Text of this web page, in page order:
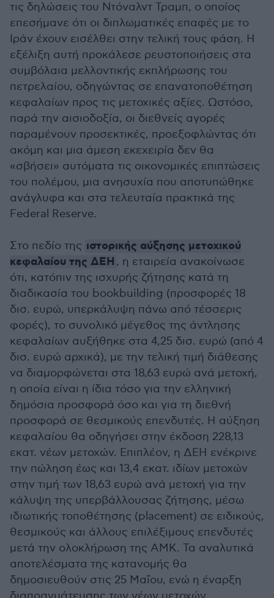
τις δηλώσεις του Ντόναλντ Τραμπ, ο οποίος
επεσήμανε ότι οι διπλωματικές επαφές με το
Ιράν έχουν εισέλθει στην τελική τους φάση. Η
εξέλιξη αυτή προκάλεσε ρευστοποιήσεις στα
συμβόλαια μελλοντικής εκπλήρωσης του
πετρελαίου, οδηγώντας σε επανατοποθέτηση
κεφαλαίων προς τις μετοχικές αξίες. Ωστόσο,
παρά την αισιοδοξία, οι διεθνείς αγορές
παραμένουν προσεκτικές, προεξοφλώντας ότι
ακόμη και μια άμεση εκεχειρία δεν θα
«σβήσει» αυτόματα τις οικονομικές επιπτώσεις
του πολέμου, μια ανησυχία που αποτυπώθηκε
ανάγλυφα και στα τελευταία πρακτικά της
Federal Reserve.
Στο πεδίο της ιστορικής αύξησης μετοχικού
κεφαλαίου της ΔΕΗ , η εταιρεία ανακοίνωσε
ότι, κατόπιν της ισχυρής ζήτησης κατά τη
διαδικασία του bookbuilding (προσφορές 18
δισ. ευρώ, υπερκάλυψη πάνω από τέσσερις
φορές), το συνολικό μέγεθος της άντλησης
κεφαλαίων αυξήθηκε στα 4,25 δισ. ευρώ (από 4
δισ. ευρώ αρχικά), με την τελική τιμή διάθεσης
να διαμορφώνεται στα 18,63 ευρώ ανά μετοχή,
η οποία είναι η ίδια τόσο για την ελληνική
δημόσια προσφορά όσο και για τη διεθνή
προσφορά σε θεσμικούς επενδυτές. Η αύξηση
κεφαλαίου θα οδηγήσει στην έκδοση 228,13
εκατ. νέων μετοχών. Επιπλέον, η ΔΕΗ ενέκρινε
την πώληση έως και 13,4 εκατ. ιδίων μετοχών
στην τιμή των 18,63 ευρώ ανά μετοχή για την
κάλυψη της υπερβάλλουσας ζήτησης, μέσω
ιδιωτικής τοποθέτησης (placement) σε ειδικούς,
θεσμικούς και άλλους επιλέξιμους επενδυτές
μετά την ολοκλήρωση της ΑΜΚ. Τα αναλυτικά
αποτελέσματα της κατανομής θα
δημοσιευθούν στις 25 Μαΐου, ενώ η έναρξη